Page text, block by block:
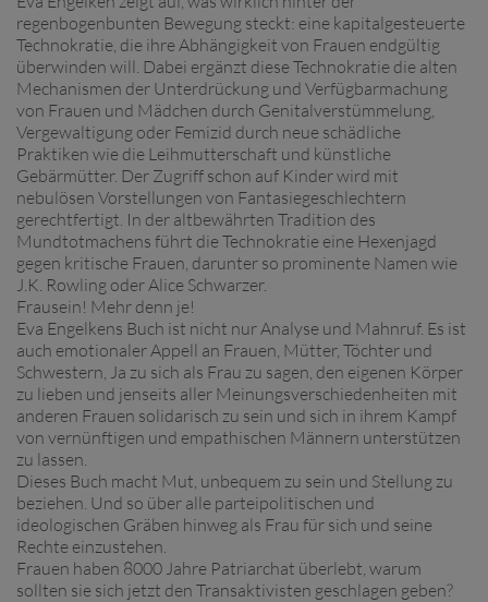
regenbogenbunten Bewegung steckt: eine kapitalgesteuerte
Technokratie, die ihre Abhängigkeit von Frauen endgültig
überwinden will. Dabei ergänzt diese Technokratie die alten
Mechanismen der Unterdrückung und Verfügbarmachung
von Frauen und Mädchen durch Genitalverstümmelung,
Vergewaltigung oder Femizid durch neue schädliche
Praktiken wie die Leihmutterschaft und künstliche
Gebärmütter. Der Zugriff schon auf Kinder wird mit
nebulösen Vorstellungen von Fantasiegeschlechtern
gerechtfertigt. In der altbewährten Tradition des
Mundtotmachens führt die Technokratie eine Hexenjagd
gegen kritische Frauen, darunter so prominente Namen wie
J.K. Rowling oder Alice Schwarzer.
Frausein! Mehr denn je!
Eva Engelkens Buch ist nicht nur Analyse und Mahnruf. Es ist
auch emotionaler Appell an Frauen, Mütter, Töchter und
Schwestern, Ja zu sich als Frau zu sagen, den eigenen Körper
zu lieben und jenseits aller Meinungsverschiedenheiten mit
anderen Frauen solidarisch zu sein und sich in ihrem Kampf
von vernünftigen und empathischen Männern unterstützen
zu lassen.
Dieses Buch macht Mut, unbequem zu sein und Stellung zu
beziehen. Und so über alle parteipolitischen und
ideologischen Gräben hinweg als Frau für sich und seine
Rechte einzustehen.
Frauen haben 8000 Jahre Patriarchat überlebt, warum
sollten sie sich jetzt den Transaktivisten geschlagen geben?